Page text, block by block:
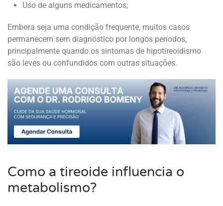
Uso de alguns medicamentos;
Embora seja uma condição frequente, muitos casos
permanecem sem diagnóstico por longos períodos,
principalmente quando os sintomas de hipotireoidismo
são leves ou confundidos com outras situações.
Como a tireoide influencia o
metabolismo?